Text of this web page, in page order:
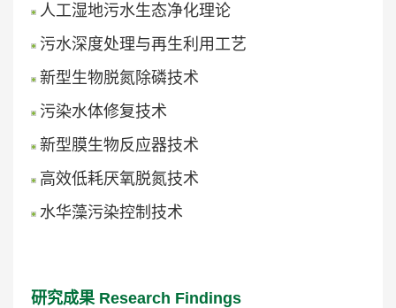
人工湿地污水生态净化理论
污水深度处理与再生利用工艺
新型生物脱氮除磷技术
污染水体修复技术
新型膜生物反应器技术
高效低耗厌氧脱氮技术
水华藻污染控制技术
研究成果 Research Findings